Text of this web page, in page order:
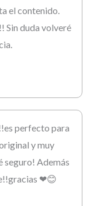
el contenido.
Sin duda volveré
perfecto para
y muy
Además
❤😊